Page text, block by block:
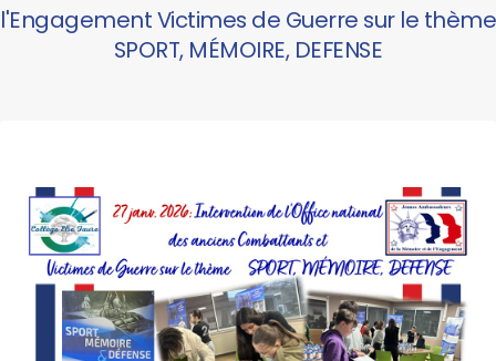
l'Engagement Victimes de Guerre sur le thème
SPORT, MÉMOIRE, DEFENSE